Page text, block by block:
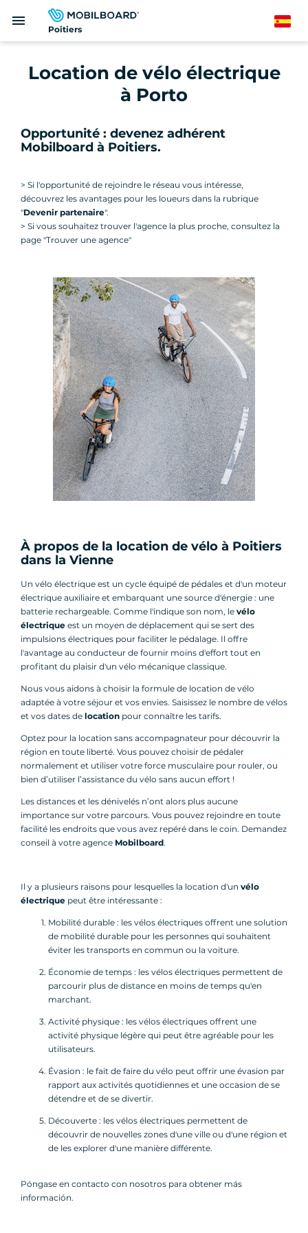
Poitiers
menu Spanish
Location de vélo électrique
à Porto
Opportunité : devenez adhérent
Mobilboard à Poitiers.
> Si l'opportunité de rejoindre le réseau vous intéresse,
découvrez les avantages pour les loueurs dans la rubrique
"Devenir partenaire".
> Si vous souhaitez trouver l'agence la plus proche, consultez la
page "Trouver une agence"
À propos de la location de vélo à Poitiers
dans la Vienne
Un vélo électrique est un cycle équipé de pédales et d'un moteur
électrique auxiliaire et embarquant une source d'énergie : une
batterie rechargeable. Comme l'indique son nom, le vélo
électrique est un moyen de déplacement qui se sert des
impulsions électriques pour faciliter le pédalage. Il offre
l'avantage au conducteur de fournir moins d'effort tout en
profitant du plaisir d'un vélo mécanique classique.
Nous vous aidons à choisir la formule de location de vélo
adaptée à votre séjour et vos envies. Saisissez le nombre de vélos
et vos dates de location pour connaître les tarifs.
Optez pour la location sans accompagnateur pour découvrir la
région en toute liberté. Vous pouvez choisir de pédaler
normalement et utiliser votre force musculaire pour rouler, ou
bien d’utiliser l’assistance du vélo sans aucun effort !
Les distances et les dénivelés n’ont alors plus aucune
importance sur votre parcours. Vous pouvez rejoindre en toute
facilité les endroits que vous avez repéré dans le coin. Demandez
conseil à votre agence Mobilboard.
Il y a plusieurs raisons pour lesquelles la location d'un vélo
électrique peut être intéressante :
Mobilité durable : les vélos électriques offrent une solution
de mobilité durable pour les personnes qui souhaitent
éviter les transports en commun ou la voiture.
Économie de temps : les vélos électriques permettent de
parcourir plus de distance en moins de temps qu'en
marchant.
Activité physique : les vélos électriques offrent une
activité physique légère qui peut être agréable pour les
utilisateurs.
Évasion : le fait de faire du vélo peut offrir une évasion par
rapport aux activités quotidiennes et une occasion de se
détendre et de se divertir.
Découverte : les vélos électriques permettent de
découvrir de nouvelles zones d'une ville ou d'une région et
de les explorer d'une manière différente.
Póngase en contacto con nosotros para obtener más
información.